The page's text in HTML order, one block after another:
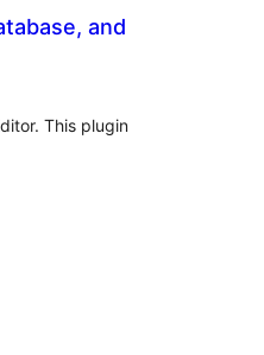
and
This plugin